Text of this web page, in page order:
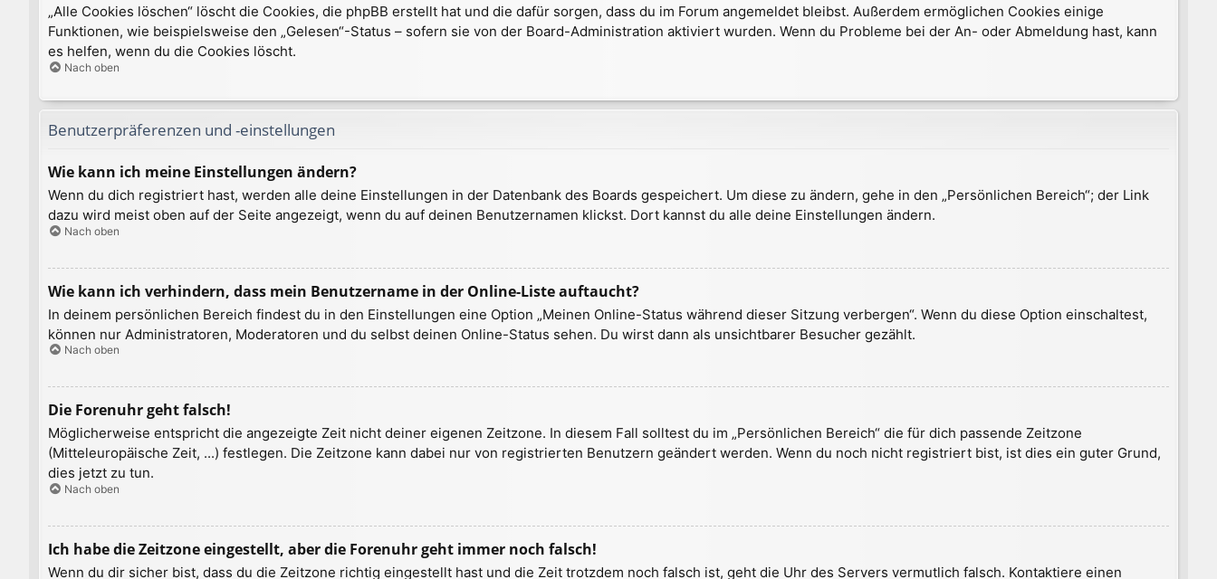
„Alle Cookies löschen“ löscht die Cookies, die phpBB erstellt hat und die dafür sorgen, dass du im Forum angemeldet bleibst. Außerdem ermöglichen Cookies einige
Funktionen, wie beispielsweise den „Gelesen“-Status – sofern sie von der Board-Administration aktiviert wurden. Wenn du Probleme bei der An- oder Abmeldung hast, kann
es helfen, wenn du die Cookies löscht.
Nach oben
Benutzerpräferenzen und -einstellungen
Wie kann ich meine Einstellungen ändern?
Wenn du dich registriert hast, werden alle deine Einstellungen in der Datenbank des Boards gespeichert. Um diese zu ändern, gehe in den „Persönlichen Bereich“; der Link
dazu wird meist oben auf der Seite angezeigt, wenn du auf deinen Benutzernamen klickst. Dort kannst du alle deine Einstellungen ändern.
Nach oben
Wie kann ich verhindern, dass mein Benutzername in der Online-Liste auftaucht?
In deinem persönlichen Bereich findest du in den Einstellungen eine Option „Meinen Online-Status während dieser Sitzung verbergen“. Wenn du diese Option einschaltest,
können nur Administratoren, Moderatoren und du selbst deinen Online-Status sehen. Du wirst dann als unsichtbarer Besucher gezählt.
Nach oben
Die Forenuhr geht falsch!
Möglicherweise entspricht die angezeigte Zeit nicht deiner eigenen Zeitzone. In diesem Fall solltest du im „Persönlichen Bereich“ die für dich passende Zeitzone
(Mitteleuropäische Zeit, ...) festlegen. Die Zeitzone kann dabei nur von registrierten Benutzern geändert werden. Wenn du noch nicht registriert bist, ist dies ein guter Grund,
dies jetzt zu tun.
Nach oben
Ich habe die Zeitzone eingestellt, aber die Forenuhr geht immer noch falsch!
Wenn du dir sicher bist, dass du die Zeitzone richtig eingestellt hast und die Zeit trotzdem noch falsch ist, geht die Uhr des Servers vermutlich falsch. Kontaktiere einen